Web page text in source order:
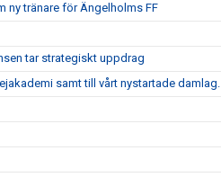
ny tränare för Ängelholms FF
tar strategiskt uppdrag
samt till vårt nystartade damlag.